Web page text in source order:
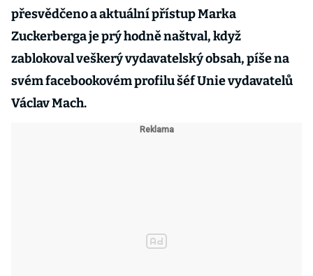
přesvědčeno a aktuální přístup Marka
Zuckerberga je prý hodně naštval, když
zablokoval veškerý vydavatelský obsah, píše na
svém facebookovém profilu šéf Unie vydavatelů
Václav Mach.